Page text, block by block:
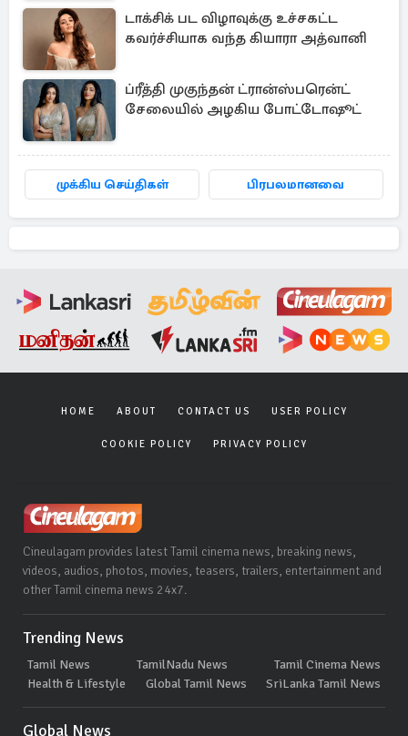
டாக்சிக் பட விழாவுக்கு உச்சகட்ட
கவர்ச்சியாக வந்த கியாரா அத்வானி
ப்ரீத்தி முகுந்தன் ட்ரான்ஸ்பரென்ட்
சேலையில் அழகிய போட்டோஷூட்
முக்கிய செய்திகள் பிரபலமானவை
HOME ABOUT CONTACT US USER POLICY
COOKIE POLICY PRIVACY POLICY
Cineulagam provides latest Tamil cinema news, breaking news,
videos, audios, photos, movies, teasers, trailers, entertainment and
other Tamil cinema news 24x7.
Trending News
Tamil News TamilNadu News
Tamil Cinema News
Health & Lifestyle
Global Tamil News SriLanka Tamil News
Global News